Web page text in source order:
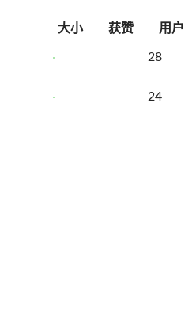
大小 获赞 用户
28
24